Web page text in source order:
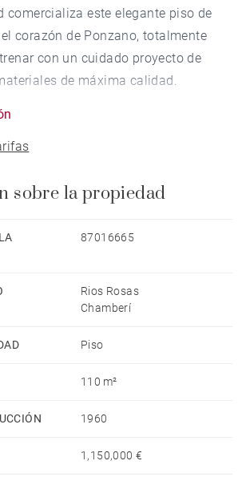
comercializa este elegante piso de
corazón de Ponzano, totalmente
con un cuidado proyecto de
de máxima calidad.
abundante luz natural y orientación
garantizar amplitud, comodidad y una
ha sido ejecutada con un alto
iluminación
entre diseño y confort.
la vivienda disfruta de un
y excelentes conexiones con toda
sobre la propiedad
87016665
Rios Rosas
Chamberí
Piso
110 m²
1960
1,150,000 €